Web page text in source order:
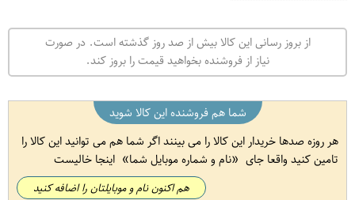
از بروز رسانی این کالا بیش از صد روز گذشته است. در صورت
نیاز از فروشنده بخواهید قیمت را بروز کند.
شما هم فروشنده این کالا شوید
هر روزه صدها خریدار این کالا را می بینند اگر شما هم می توانید این کالا را
تامین کنید واقعا جای
نام و شماره موبایل شما اینجا خالیست
هم اکنون نام و موبایلتان را اضافه کنید